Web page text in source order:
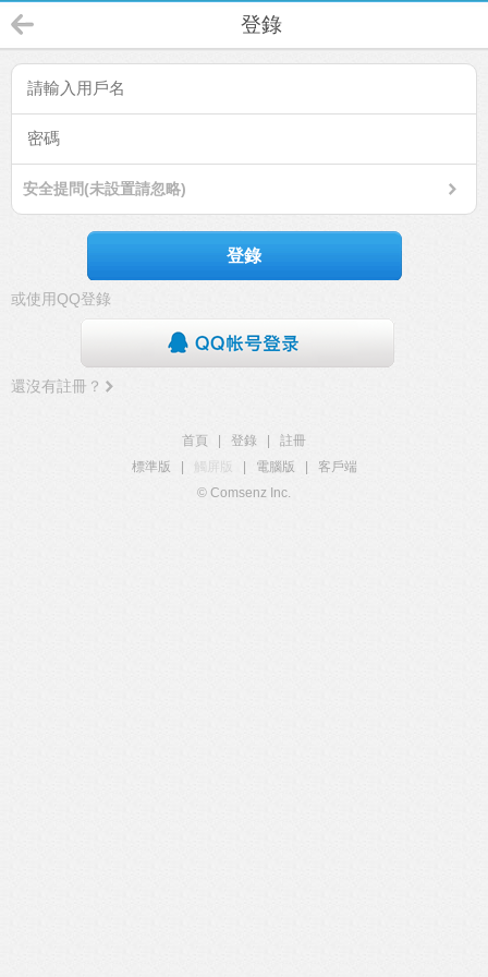
登錄
安全提問(未設置請忽略)
登錄
或使用QQ登錄
還沒有註冊？
首頁 登錄
註冊
標準版
觸屏版 電腦版
客戶端
© Comsenz Inc.